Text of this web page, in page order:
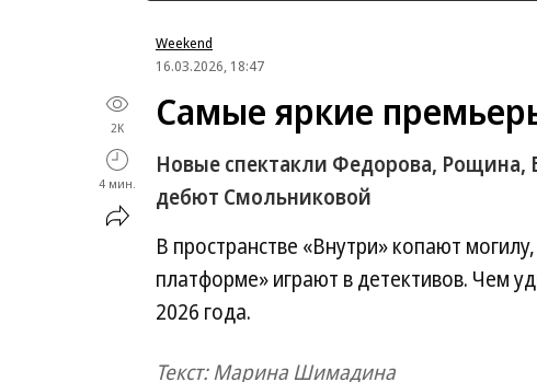
Weekend
16.03.2026, 18:47
2K
4 мин.
Самые яркие
Новые спектакли Федорова, Рощина,
дебют Смольниковой
В пространстве «Внутри» копают
платформе» играют в детективов. Чем
2026 года.
Текст: Марина Шимадина